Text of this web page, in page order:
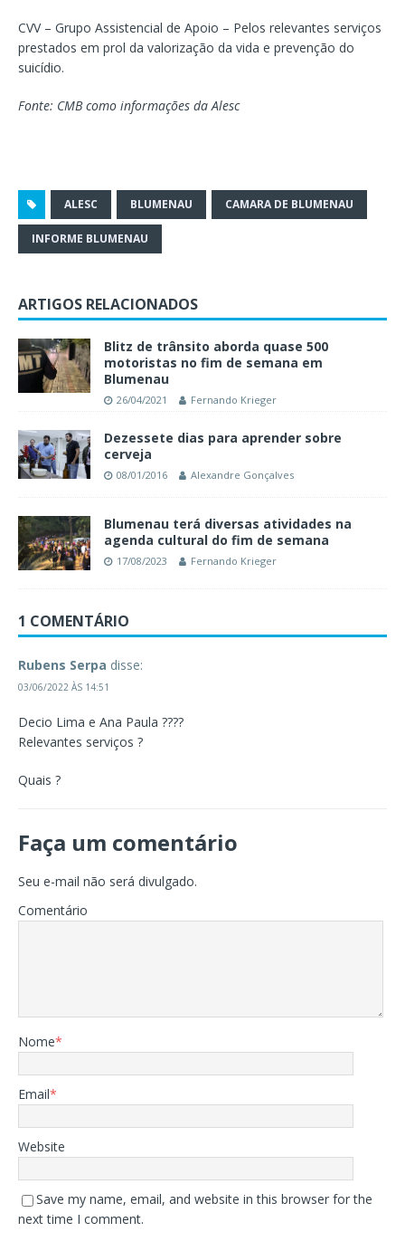
CVV – Grupo Assistencial de Apoio – Pelos relevantes serviços
prestados em prol da valorização da vida e prevenção do
suicídio.
Fonte: CMB como informações da Alesc
ALESC BLUMENAU CAMARA DE BLUMENAU
INFORME BLUMENAU
ARTIGOS RELACIONADOS
Blitz de trânsito aborda quase 500
motoristas no fim de semana em
Blumenau
26/04/2021 Fernando Krieger
Dezessete dias para aprender sobre
cerveja
08/01/2016 Alexandre Gonçalves
Blumenau terá diversas atividades na
agenda cultural do fim de semana
17/08/2023 Fernando Krieger
1 COMENTÁRIO
Rubens Serpa disse:
03/06/2022 ÀS 14:51
Decio Lima e Ana Paula ????
Relevantes serviços ?
Quais ?
Faça um comentário
Seu e-mail não será divulgado.
Comentário
Nome*
Email*
Website
Save my name, email, and website in this browser for the
next time I comment.